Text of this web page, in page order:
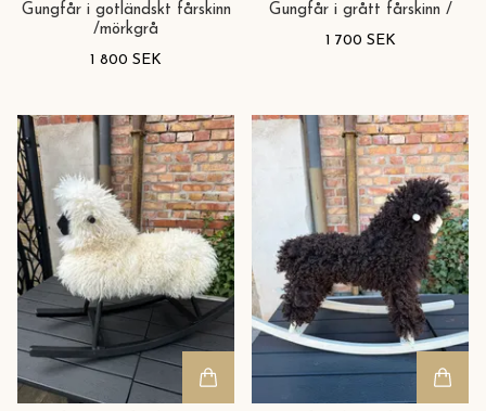
Gungfår i gotländskt fårskinn
/mörkgrå
1 800 SEK
Gungfår i grått fårskinn /
1 700 SEK